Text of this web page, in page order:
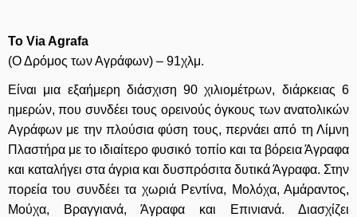
Το Via Agrafa
(Ο Δρόμος των Αγράφων) – 91χλμ.
Είναι μια εξαήμερη διάσχιση 90 χιλιομέτρων, διάρκειας 6
ημερών, που συνδέει τους ορεινούς όγκους των ανατολικών
Αγράφων με την πλούσια φύση τους, περνάει από τη Λίμνη
Πλαστήρα με το ιδιαίτερο φυσικό τοπίο και τα βόρεια Άγραφα
και καταλήγει στα άγρια και δυσπρόσιτα δυτικά Άγραφα. Στην
πορεία του συνδέει τα χωριά Ρεντίνα, Μολόχα, Αμάραντος,
Μούχα, Βραγγιανά, Άγραφα και Επινιανά. Διασχίζει